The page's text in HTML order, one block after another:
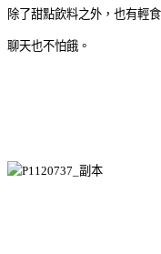
除了甜點飲料之外，也有輕
聊天也不怕餓。